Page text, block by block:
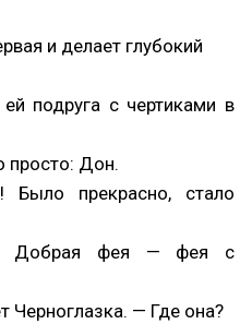
и делает глубокий
подруга с чертиками в
Дон.
прекрасно, стало
Добрая фея — фея с
Черноглазка. — Где она?